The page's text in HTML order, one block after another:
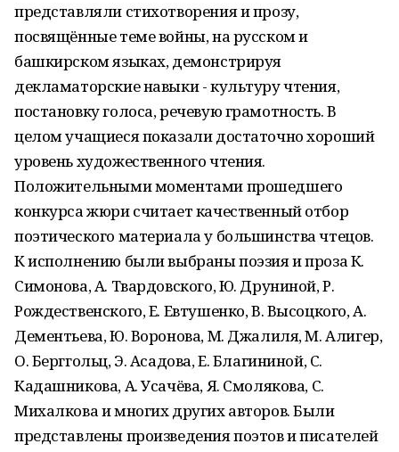
представляли стихотворения и прозу,
посвящённые теме войны, на русском и
башкирском языках, демонстрируя
декламаторские навыки - культуру чтения,
постановку голоса, речевую грамотность. В
целом учащиеся показали достаточно хороший
уровень художественного чтения.
Положительными моментами прошедшего
конкурса жюри считает качественный отбор
поэтического материала у большинства чтецов.
К исполнению были выбраны поэзия и проза К.
Симонова, А. Твардовского, Ю. Друниной, Р.
Рождественского, Е. Евтушенко, В. Высоцкого, А.
Дементьева, Ю. Воронова, М. Джалиля, М. Алигер,
О. Берггольц, Э. Асадова, Е. Благининой, С.
Кадашникова, А. Усачёва, Я. Смолякова, С.
Михалкова и многих других авторов. Были
представлены произведения поэтов и писателей